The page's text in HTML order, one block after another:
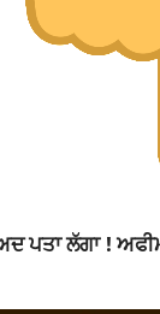
ਪਤਾ ਲੱਗਾ !